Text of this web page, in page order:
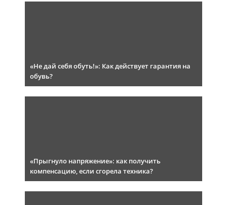
«Не дай себя обуть!»: Как действует гарантия на
обувь?
«Прыгнуло напряжение»: как получить
компенсацию, если сгорела техника?